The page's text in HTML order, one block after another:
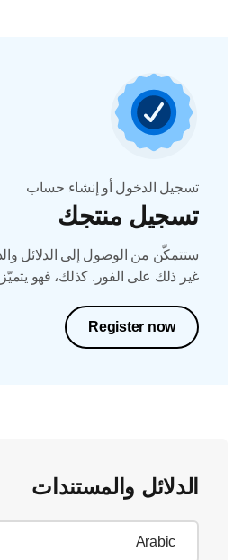
تسجيل الدخول أو إنشاء حساب
تسجيل منتجك
ستتمكّن من الوصول إلى الدلائل
غير ذلك على الفور. كذلك، فهو
Register now
الدلائل والمستندات